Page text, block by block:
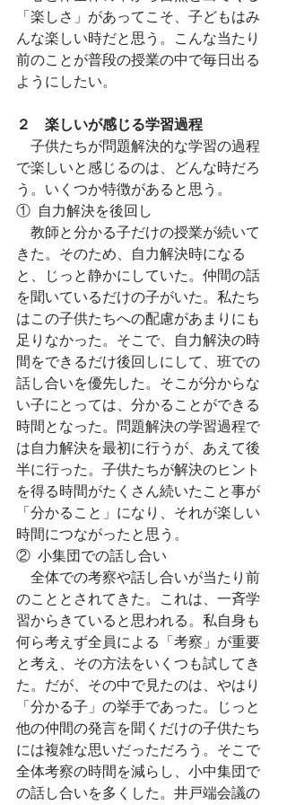
「楽しさ」があってこそ、子どもはみ
んな楽しい時だと思う。こんな当たり
前のことが普段の授業の中で毎日出る
ようにしたい。
２　楽しいが感じる学習過程
子供たちが問題解決的な学習の過程
で楽しいと感じるのは、どんな時だろ
う。いくつか特徴があると思う。
①  自力解決を後回し
教師と分かる子だけの授業が続いて
きた。そのため、自力解決時になる
と、じっと静かにしていた。仲間の話
を聞いているだけの子がいた。私たち
はこの子供たちへの配慮があまりにも
足りなかった。そこで、自力解決の時
間をできるだけ後回しにして、班での
話し合いを優先した。そこが分からな
い子にとっては、分かることができる
時間となった。問題解決の学習過程で
は自力解決を最初に行うが、あえて後
半に行った。子供たちが解決のヒント
を得る時間がたくさん続いたこと事が
「分かること」になり、それが楽しい
時間につながったと思う。
②  小集団での話し合い
全体での考察や話し合いが当たり前
のこととされてきた。これは、一斉学
習からきていると思われる。私自身も
何ら考えず全員による「考察」が重要
と考え、その方法をいくつも試してき
た。だが、その中で見たのは、やはり
「分かる子」の挙手であった。じっと
他の仲間の発言を聞くだけの子供たち
には複雑な思いだっただろう。そこで
全体考察の時間を減らし、小中集団で
の話し合いを多くした。井戸端会議の